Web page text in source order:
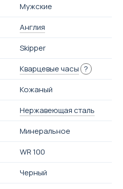
Мужские
Англия
Skipper
Кварцевые часы ?
Кожаный
Нержавеющая сталь
Минеральное
WR 100
Черный